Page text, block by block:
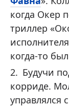
когда Окер
триллер
когда-то
Будучи
корриде.
управлялся